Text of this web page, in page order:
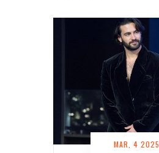
MAR, 4 2025